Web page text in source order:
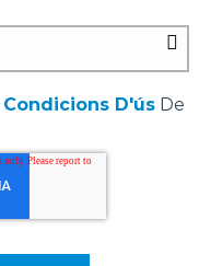
Condicions D'ús De